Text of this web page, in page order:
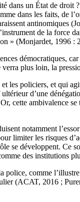
dans un État de droit
dans les faits, de
antinomiques
de la force
» (Monjardet, 1996 :
démocratiques,
plus loin, la
les policiers, et qui
d’une
cette ambivalence
notamment
limiter les risques
se développent. Ce
des institutions
comme
(ACAT, 2016 ;